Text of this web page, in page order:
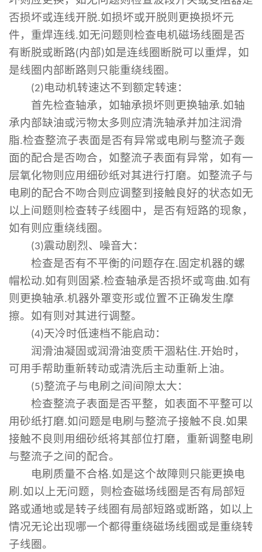
否损坏或连线开脱.如损坏或开脱则更换损坏元
件，重焊连线.如无问题则检查电机磁场线圈是否
有断脱或断路( 内部)如是连线圈断脱可以重焊，如
是线圈内部断路则只能重绕线圈。
(2)电动机转速达不到额定转速：
首先检查轴承，如轴承损坏则更换轴承.如轴
承内部缺油或污物太多则应清洗轴承并加注润滑
脂.检查整流子表面是否有异常或电刷与整流子轰
面的配合是否吻合，如整流子表面有异常，如有一
层氧化物则应用细砂纸对其进行打磨。如整流子与
电刷的配合不吻合则应调整到接触良好的状态如无
以上间题则检查转子线圈中，是否有短路的现象，
如有则应重绕线圈。
(3)震动剧烈、噪音大：
检查是否有不平衡的问题存在. 固定机器的螺
帽松动.如有则固紧.检查轴承是否损坏或弯曲 .如有
则更换轴承.机器外罩变形或位置不正确发生摩
擦。如有则对其进行调整。
(4)天冷时低速档不能启动：
润滑油凝固或润滑油变质干涸粘住.开始时，
可用手帮助重新转动或清洗后主动重新上油。
(5)整流子与电刷之间间隙太大：
检查整流子表面是否平整，如表面不平整可以
用砂纸打磨.如问题是电刷与整流子接触不良.如果
接触不良则用细砂纸将其部位打磨，重新调整电刷
与整流子之间的配合。
电刷质量不合格.如是这个故障则只能更换电
刷 .如以上无问题，则检查磁场线圈是否有局部短
路或通地或是转子线圈有局部短路或断路，如以上
情况无论出现哪一个都得重绕磁场线圈或是重绕转
子线圈。